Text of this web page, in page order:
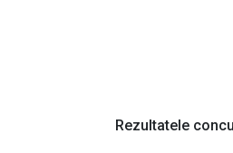
Rezultatele